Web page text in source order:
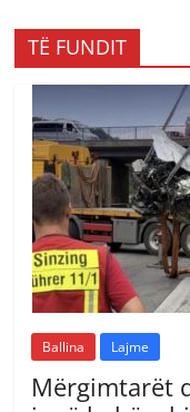
TË FUNDIT
Ballina Lajme
Mërgimtarët